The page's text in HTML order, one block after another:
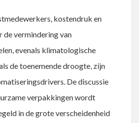
kostendruk en
de vermindering van
evenals klimatologische
de toenemende droogte, zijn
De discussie
verpakkingen wordt
in de grote verscheidenheid